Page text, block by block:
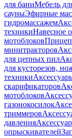
для баниМебель
сауныЭфирные
гидромассажем
техникиНавесное
мотоблоков
минитракторов
для цепных пил
для кусторезов,
техники
скарификаторов
мотоблоков
газонокосилок
триммеров
давления
опрыскивателей